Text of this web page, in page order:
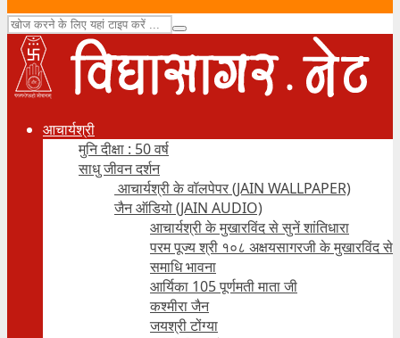
आचार्यश्री
मुनि दीक्षा : 50 वर्ष
साधु जीवन दर्शन
आचार्यश्री के वॉलपेपर (JAIN WALLPAPER)
जैन ऑडियो (JAIN AUDIO)
आचार्यश्री के मुखारविंद से सुनें शांतिधारा
परम पूज्य श्री १०८ अक्षयसागरजी के मुखारविंद से
समाधि भावना
आर्यिका 105 पूर्णमती माता जी
कश्मीरा जैन
जयश्री टोंग्या